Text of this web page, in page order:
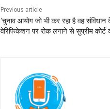
Previous article
‘चुनाव आयोग जो भी कर रहा है वह संविधान
वेरिफिकेशन पर रोक लगाने से सुप्रीम कोर्ट